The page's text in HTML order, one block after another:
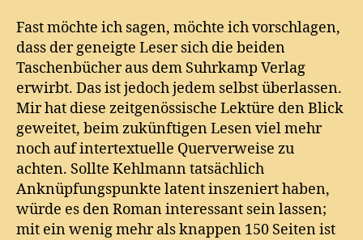
Fast möchte ich sagen, möchte ich vorschlagen,
dass der geneigte Leser sich die beiden
Taschenbücher aus dem Suhrkamp Verlag
erwirbt. Das ist jedoch jedem selbst überlassen.
Mir hat diese zeitgenössische Lektüre den Blick
geweitet, beim zukünftigen Lesen viel mehr
noch auf intertextuelle Querverweise zu
achten. Sollte Kehlmann tatsächlich
Anknüpfungspunkte latent inszeniert haben,
würde es den Roman interessant sein lassen;
mit ein wenig mehr als knappen 150 Seiten ist